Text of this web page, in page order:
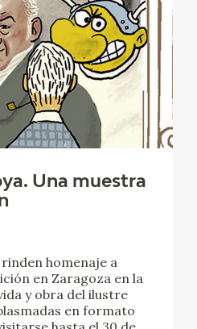
Una muestra
homenaje a
en Zaragoza en la
y obra del ilustre
en formato